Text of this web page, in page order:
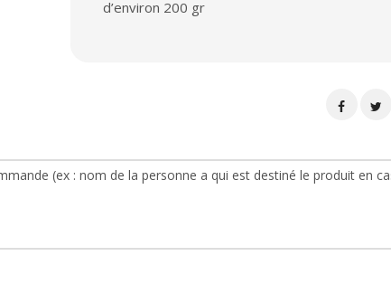
d’environ 200 gr